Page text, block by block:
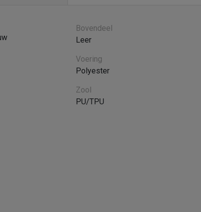
Bovendeel
Leer
Voering
Polyester
Zool
PU/TPU